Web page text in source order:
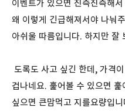
이벤트가 있으면 진즉진즉해
왜 이렇게 긴급해져서야 나눠
아쉬울 따름입니다. 하지만
도록도 사고 싶긴 한데, 가격
겁나네요. 훑어볼 수 있으면
싶으면 큰맘먹고 지를요량입니